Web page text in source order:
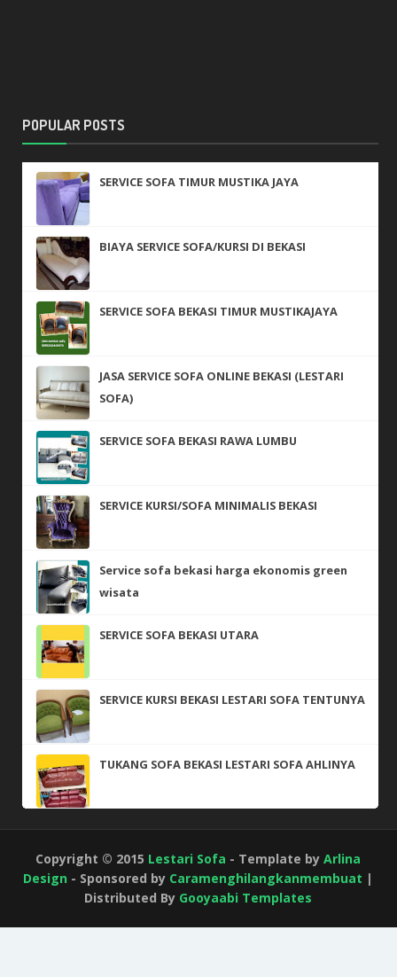
POPULAR POSTS
SERVICE SOFA TIMUR MUSTIKA JAYA
BIAYA SERVICE SOFA/KURSI DI BEKASI
SERVICE SOFA BEKASI TIMUR MUSTIKAJAYA
JASA SERVICE SOFA ONLINE BEKASI (LESTARI
SOFA)
SERVICE SOFA BEKASI RAWA LUMBU
SERVICE KURSI/SOFA MINIMALIS BEKASI
Service sofa bekasi harga ekonomis green
wisata
SERVICE SOFA BEKASI UTARA
SERVICE KURSI BEKASI LESTARI SOFA TENTUNYA
TUKANG SOFA BEKASI LESTARI SOFA AHLINYA
Copyright © 2015 Lestari Sofa - Template byArlina
Design - Sponsored by Caramenghilangkanmembuat |
Distributed By Gooyaabi Templates